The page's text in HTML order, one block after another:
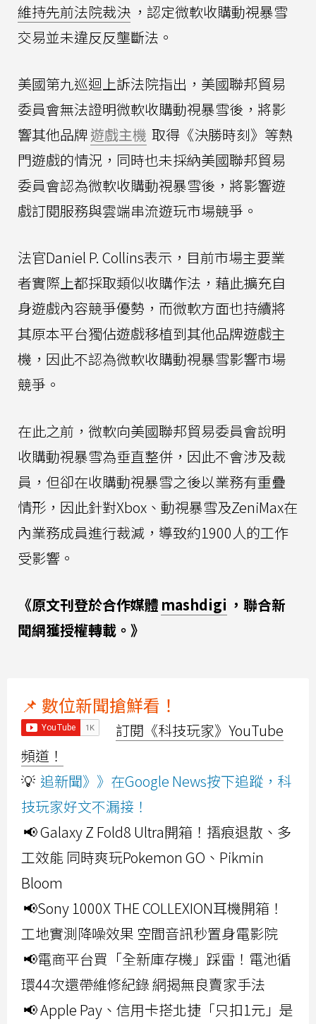
維持先前法院裁決 ，認定微軟收購動視暴雪
交易並未違反反壟斷法。
美國第九巡迴上訴法院指出，美國聯邦貿易
委員會無法證明微軟收購動視暴雪後，將影
響其他品牌遊戲主機 取得《決勝時刻》等熱
門遊戲的情況，同時也未採納美國聯邦貿易
委員會認為微軟收購動視暴雪後，將影響遊
戲訂閱服務與雲端串流遊玩市場競爭。
法官Daniel P. Collins表示，目前市場主要業
者實際上都採取類似收購作法，藉此擴充自
身遊戲內容競爭優勢，而微軟方面也持續將
其原本平台獨佔遊戲移植到其他品牌遊戲主
機，因此不認為微軟收購動視暴雪影響市場
競爭。
在此之前，微軟向美國聯邦貿易委員會說明
收購動視暴雪為垂直整併，因此不會涉及裁
員，但卻在收購動視暴雪之後以業務有重疊
情形，因此針對Xbox、動視暴雪及ZeniMax在
內業務成員進行裁減，導致約1900人的工作
受影響。
《原文刊登於合作媒體 mashdigi ，聯合新
聞網獲授權轉載。》
📌 數位新聞搶鮮看！
訂閱《科技玩家》YouTube
頻道！
💡 追新聞》》在Google News按下追蹤，科
技玩家好文不漏接！
📢 Galaxy Z Fold8 Ultra開箱！摺痕退散、多
工效能 同時爽玩Pokemon GO、Pikmin
Bloom
📢Sony 1000X THE COLLEXION耳機開箱！
工地實測降噪效果 空間音訊秒置身電影院
📢電商平台買「全新庫存機」踩雷！電池循
環44次還帶維修紀錄 網揭無良賣家手法
📢 Apple Pay、信用卡搭北捷「只扣1元」是